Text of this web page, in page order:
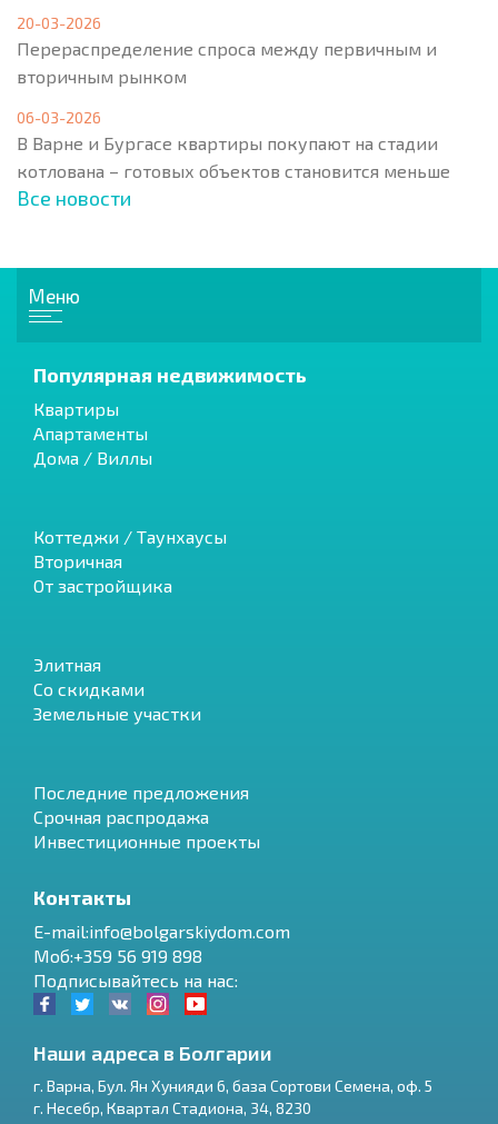
20-03-2026
Перераспределение спроса между первичным и
вторичным рынком
06-03-2026
В Варне и Бургасе квартиры покупают на стадии
котлована – готовых объектов становится меньше
Все новости
Меню
Популярная недвижимость
Квартиры
Апартаменты
Дома / Виллы
Коттеджи / Таунхаусы
Вторичная
От застройщика
Элитная
Со скидками
Земельные участки
Последние предложения
Срочная распродажа
Инвестиционные проекты
Контакты
E-mail:info@bolgarskiydom.com
Моб:+359 56 919 898
Подписывайтесь на нас:
Наши адреса в Болгарии
г. Варна, Бул. Ян Хунияди 6, база Сортови Семена, оф. 5
г. Несебр, Квартал Стадиона, 34, 8230